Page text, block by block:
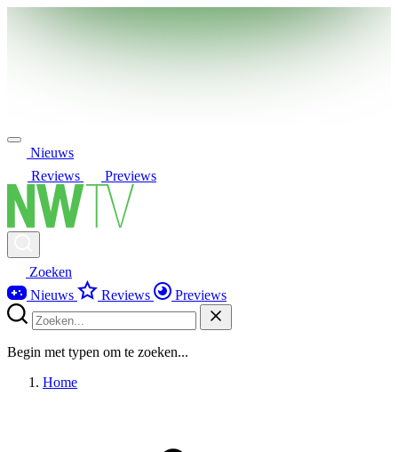
Nieuws
Reviews
Previews
Zoeken
Nieuws
Reviews Previews
Begin met typen om te zoeken...
Home